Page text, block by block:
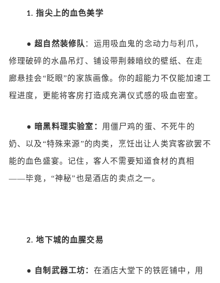
1.指尖上的血色美学
● 超自然装修队 ：运用吸血鬼的念动力与利爪，
修理破碎的水晶吊灯、铺设带荆棘暗纹的壁纸、在走
廊悬挂会“眨眼”的家族画像。你的超能力不仅能加速工
程进度，更能将客房打造成充满仪式感的吸血密室。
● 暗黑料理实验室： 用僵尸鸡的蛋、不死牛的
奶、以及“特殊来源”的肉类，烹饪出让人类宾客欲罢不
能的血色盛宴。记住，客人不需要知道食材的真相
——毕竟，“神秘”也是酒店的卖点之一。
2.地下城的血腥交易
● 自制武器工坊： 在酒店大堂下的铁匠铺中，用